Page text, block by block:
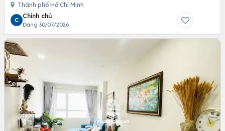
Thành phố Hồ Chí Minh
C
Chính chủ
Đăng 30/07/2026